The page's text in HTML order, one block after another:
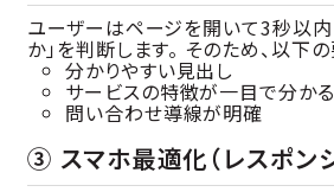
ユーザーはページを開いて3秒以
か」を判断します。 そのため、以下
分かりやすい見出し
サービスの特徴が一目で分かる
問い合わせ導線が明確
③ スマホ最適化（レスポン